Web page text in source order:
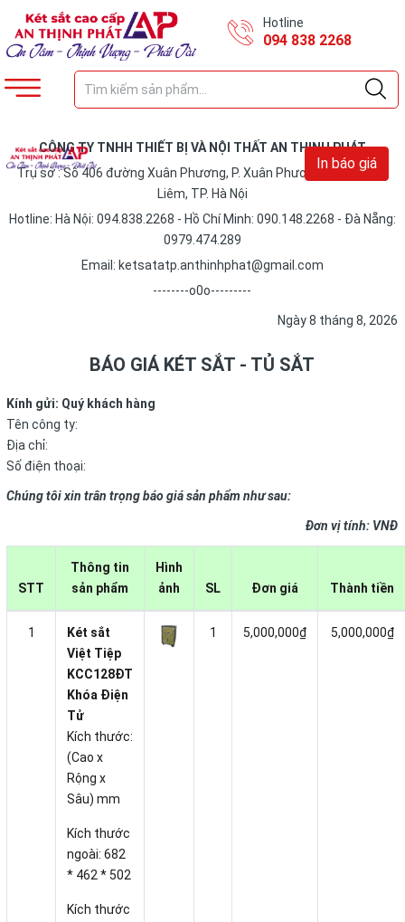
Hotline
094 838 2268
CÔNG TY TNHH THIẾT BỊ VÀ NỘI THẤT AN THỊNH PHÁT
Trụ sở : Số 406 đường Xuân Phương, P. Xuân Phương, Q. Nam Từ
Liêm, TP. Hà Nội
Hotline: Hà Nội: 094.838.2268 - Hồ Chí Minh: 090.148.2268 - Đà Nẵng:
0979.474.289
Email: ketsatatp.anthinhphat@gmail.com
--------o0o---------
In báo giá
Ngày 8 tháng 8, 2026
BÁO GIÁ KÉT SẮT - TỦ SẮT
Kính gửi: Quý khách hàng
Tên công ty:
Địa chỉ:
Số điện thoại:
Chúng tôi xin trân trọng báo giá sản phẩm như sau:
Đơn vị tính: VNĐ
STT
Thông tin
sản phẩm
Hình
ảnh
SL Đơn giá Thành tiền
1
Két sắt
Việt Tiệp
KCC128ĐT
Khóa Điện
Tử
Kích thước:
(Cao x
Rộng x
Sâu) mm
Kích thước
ngoài: 682
* 462 * 502
Kích thước
1 5,000,000₫ 5,000,000₫